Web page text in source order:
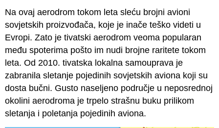
Na ovaj aerodrom tokom leta sleću brojni avioni
sovjetskih proizvođača, koje je inače teško videti u
Evropi. Zato je tivatski aerodrom veoma popularan
među spoterima pošto im nudi brojne raritete tokom
leta. Od 2010. tivatska lokalna samouprava je
zabranila sletanje pojedinih sovjetskih aviona koji su
dosta bučni. Gusto naseljeno područje u neposrednoj
okolini aerodroma je trpelo strašnu buku prilikom
sletanja i poletanja pojedinih aviona.